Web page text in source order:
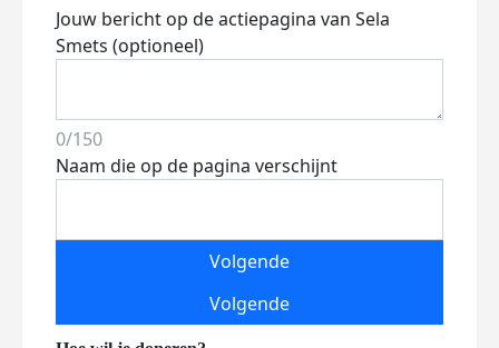
Jouw bericht op de actiepagina van Sela
Smets (optioneel)
0/150
Naam die op de pagina verschijnt
Volgende
Volgende